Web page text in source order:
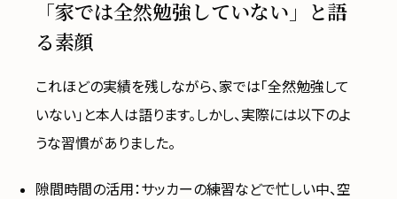
「家では全然勉強していない」と語
る素顔
これほどの実績を残しながら、家では「全然勉強して
いない」と本人は語ります。しかし、実際には以下のよ
うな習慣がありました。
隙間時間の活用：サッカーの練習などで忙しい中、空